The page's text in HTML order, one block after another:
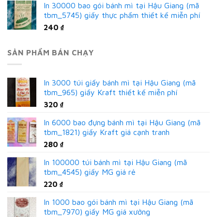
In 30000 bao gói bánh mì tại Hậu Giang (mã
tbm_5745) giấy thực phẩm thiết kế miễn phí
240 ₫
SẢN PHẨM BÁN CHẠY
In 3000 túi giấy bánh mì tại Hậu Giang (mã
tbm_965) giấy Kraft thiết kế miễn phí
320 ₫
In 6000 bao đựng bánh mì tại Hậu Giang (mã
tbm_1821) giấy Kraft giá cạnh tranh
280 ₫
In 100000 túi bánh mì tại Hậu Giang (mã
tbm_4545) giấy MG giá rẻ
220 ₫
In 1000 bao gói bánh mì tại Hậu Giang (mã
tbm_7970) giấy MG giá xưởng